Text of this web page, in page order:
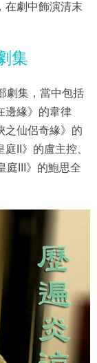
在劇中飾演清末
集
劇集，當中包括
邊緣》的韋律
之仙侶奇緣》的
II》的盧主控、
庭III》的鮑思全